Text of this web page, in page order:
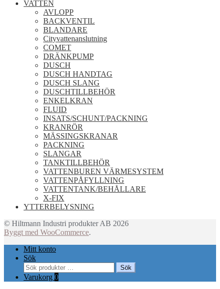
VATTEN
AVLOPP
BACKVENTIL
BLANDARE
Cityvattenanslutning
COMET
DRÄNKPUMP
DUSCH
DUSCH HANDTAG
DUSCH SLANG
DUSCHTILLBEHÖR
ENKELKRAN
FLUID
INSATS/SCHUNT/PACKNING
KRANRÖR
MÄSSINGSKRANAR
PACKNING
SLANGAR
TANKTILLBEHÖR
VATTENBUREN VÄRMESYSTEM
VATTENPÅFYLLNING
VATTENTANK/BEHÅLLARE
X-FIX
YTTERBELYSNING
© Hiltmann Industri produkter AB 2026
Byggt med WooCommerce.
Mitt konto
Sök
Sök
efter:
Sök
Varukorg 0